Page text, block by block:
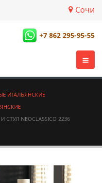
Сочи
+7 862 295-95-55
ИТАЛЬЯНСКИЕ
NEOCLASSICO 2236